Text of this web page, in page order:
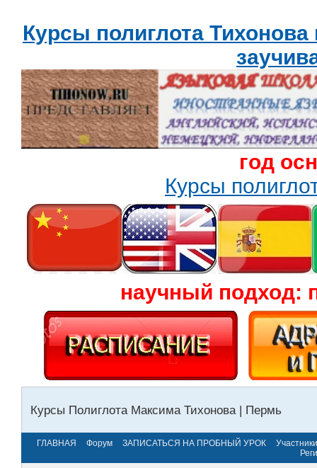
Курсы полиглота
год
Курсы
научный подход:
Курсы Полиглота Максима Тихонова | Пермь
ГЛАВНАЯ Форум ЗАПИСАТЬСЯ НА ПРОБНЫЙ УРОК
Участники